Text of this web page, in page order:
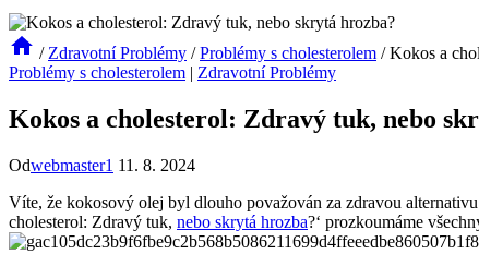
/ Zdravotní Problémy / Problémy s cholesterolem / Kokos a
Problémy s cholesterolem | Zdravotní Problémy
Kokos a cholesterol: Zdravý tuk, nebo
Odwebmaster1 11. 8. 2024
Víte, že kokosový olej byl dlouho považován za zdravou
cholesterol: Zdravý tuk, nebo skrytá hrozba?‘ prozkoumáme